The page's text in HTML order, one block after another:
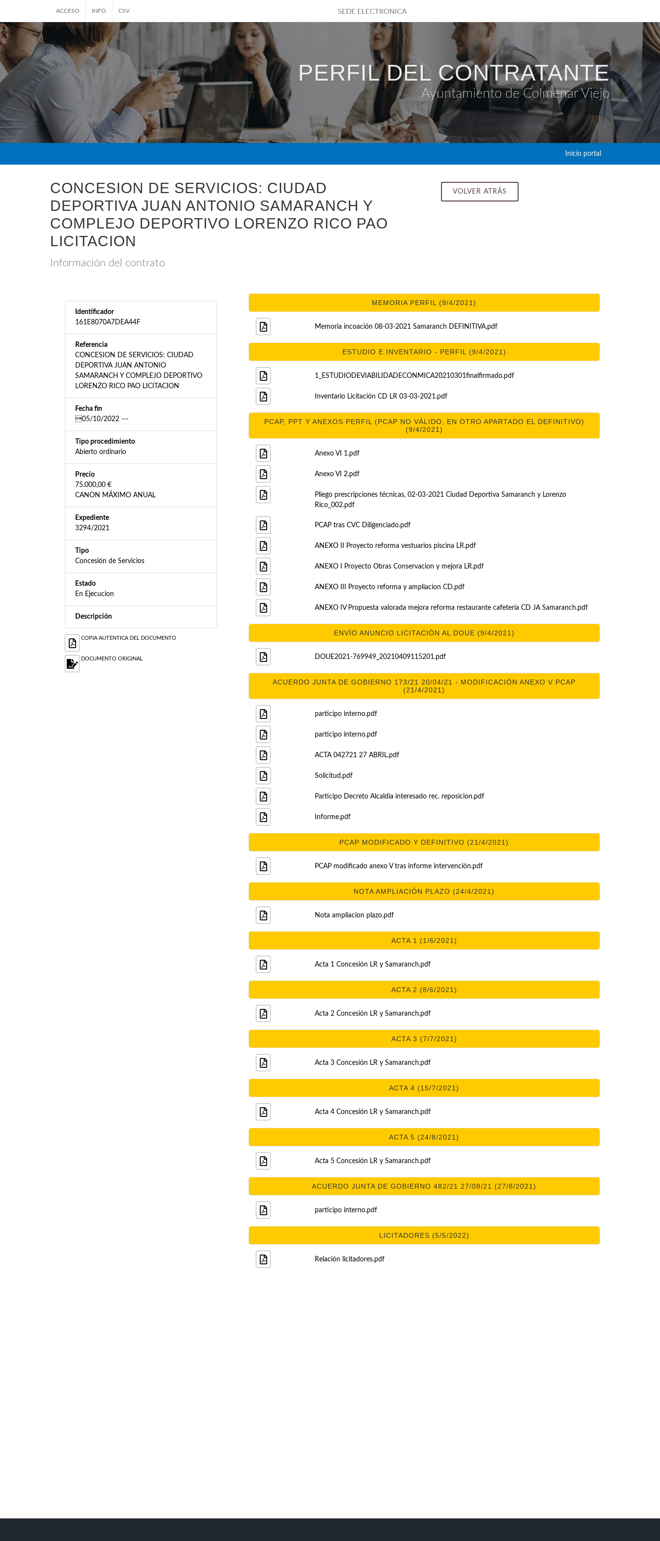
ACCESO INFO CSV
PERFIL DEL CONTRATANTE
Ayuntamiento de Colmenar Viejo
Inicio portal
CONCESION DE SERVICIOS: CIUDAD
DEPORTIVA JUAN ANTONIO SAMARANCH Y
COMPLEJO DEPORTIVO LORENZO RICO PAO
LICITACION
Información del contrato
VOLVER ATRÁS
Identificador
161E8070A7DEA44F
Referencia
CONCESION DE SERVICIOS: CIUDAD
DEPORTIVA JUAN ANTONIO
SAMARANCH Y COMPLEJO DEPORTIVO
LORENZO RICO PAO LICITACION
Fecha fin
05/10/2022 ---
Tipo procedimiento
Abierto ordinario
Precio
75.000,00 €
CANON MÁXIMO ANUAL
Expediente
3294/2021
Tipo
Concesión de Servicios
Estado
En Ejecucion
Descripción
COPIA AUTENTICA DEL DOCUMENTO
DOCUMENTO ORIGINAL
MEMORIA PERFIL (9/4/2021)
Memoria incoación 08-03-2021 Samaranch DEFINITIVA.pdf
ESTUDIO E INVENTARIO - PERFIL (9/4/2021)
1_ESTUDIODEVIABILIDADECONMICA20210301finalfirmado.pdf
Inventario Licitación CD LR 03-03-2021.pdf
PCAP, PPT Y ANEXOS PERFIL (PCAP NO VÁLIDO, EN OTRO APARTADO EL DEFINITIVO)
(9/4/2021)
Anexo VI 1.pdf
Anexo VI 2.pdf
Pliego prescripciones técnicas, 02-03-2021 Ciudad Deportiva Samaranch y Lorenzo
Rico_002.pdf
PCAP tras CVC Diligenciado.pdf
ANEXO II Proyecto reforma vestuarios piscina LR.pdf
ANEXO I Proyecto Obras Conservacion y mejora LR.pdf
ANEXO III Proyecto reforma y ampliacion CD.pdf
ANEXO IV Propuesta valorada mejora reforma restaurante cafetería CD JA Samaranch.pdf
ENVÍO ANUNCIO LICITACIÓN AL DOUE (9/4/2021)
DOUE2021-769949_20210409115201.pdf
ACUERDO JUNTA DE GOBIERNO 173/21 20/04/21 - MODIFICACIÓN ANEXO V PCAP
(21/4/2021)
participo interno.pdf
participo interno.pdf
ACTA 042721 27 ABRIL.pdf
Solicitud.pdf
Participo Decreto Alcaldia interesado rec. reposicion.pdf
Informe.pdf
PCAP MODIFICADO Y DEFINITIVO (21/4/2021)
PCAP modificado anexo V tras informe intervención.pdf
NOTA AMPLIACIÓN PLAZO (24/4/2021)
Nota ampliacion plazo.pdf
ACTA 1 (1/6/2021)
Acta 1 Concesión LR y Samaranch.pdf
ACTA 2 (8/6/2021)
Acta 2 Concesión LR y Samaranch.pdf
ACTA 3 (7/7/2021)
Acta 3 Concesión LR y Samaranch.pdf
ACTA 4 (15/7/2021)
Acta 4 Concesión LR y Samaranch.pdf
ACTA 5 (24/8/2021)
Acta 5 Concesión LR y Samaranch.pdf
ACUERDO JUNTA DE GOBIERNO 482/21 27/08/21 (27/8/2021)
participo interno.pdf
LICITADORES (5/5/2022)
Relación licitadores.pdf